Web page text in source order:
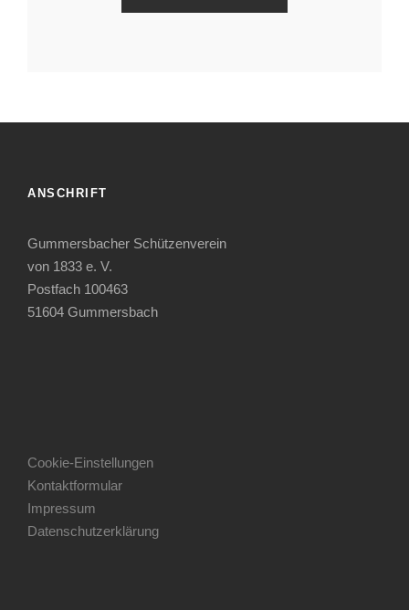
ANSCHRIFT
Gummersbacher Schützenverein
von 1833 e. V.
Postfach 100463
51604 Gummersbach
Cookie-Einstellungen
Kontaktformular
Impressum
Datenschutzerklärung